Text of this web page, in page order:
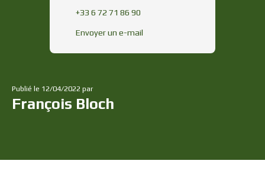
+33 6 72 71 86 90
Envoyer un e-mail
Publié le 12/04/2022 par
François Bloch